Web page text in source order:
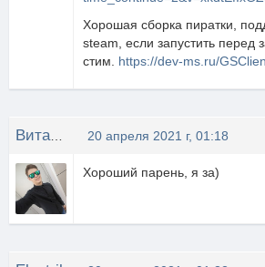
Хорошая сборка пиратки,
steam, если запустить перед
стим. https://dev-ms.ru/
20 апреля 2021 г, 01:18
Хороший парень, я за)